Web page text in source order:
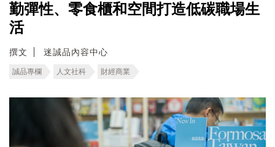
勤彈性、零食櫃和空間打造低碳職場生
活
撰文 迷誠品內容中心
誠品專欄 人文社科 財經商業